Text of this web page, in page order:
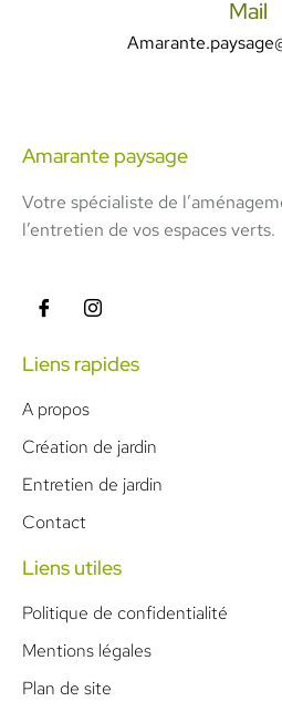
Mail
Amarante paysage
Votre spécialiste de
l’entretien de vos espaces verts.
Liens rapides
A propos
Création de jardin
Entretien de jardin
Contact
Liens utiles
Politique de confidentialité
Mentions légales
Plan de site